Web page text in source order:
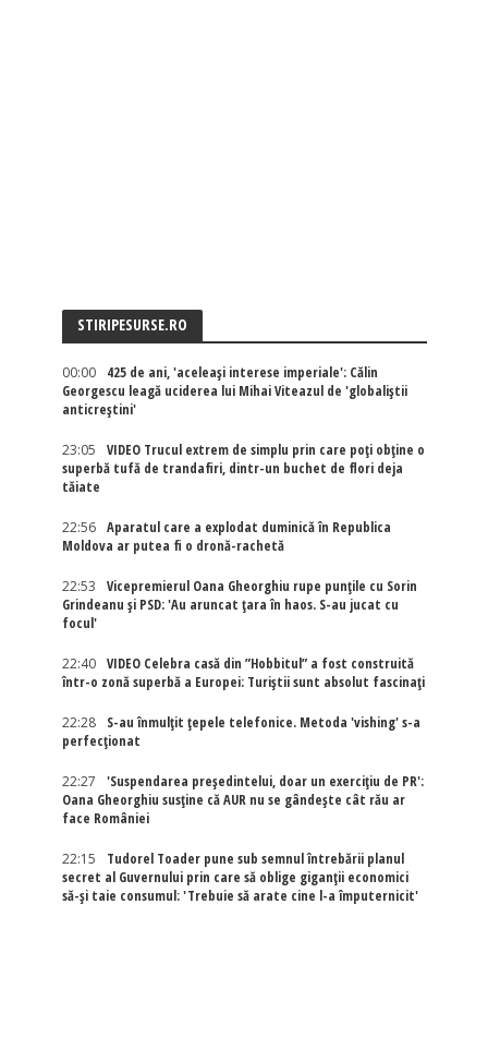
STIRIPESURSE.RO
00:00
425 de ani, 'aceleași interese imperiale': Călin
Georgescu leagă uciderea lui Mihai Viteazul de 'globaliștii
anticreștini'
23:05
VIDEO Trucul extrem de simplu prin care poți obține o
superbă tufă de trandafiri, dintr-un buchet de flori deja
tăiate
22:56
Aparatul care a explodat duminică în Republica
Moldova ar putea fi o dronă-rachetă
22:53
Vicepremierul Oana Gheorghiu rupe punțile cu Sorin
Grindeanu și PSD: 'Au aruncat țara în haos. S-au jucat cu
focul'
22:40
VIDEO Celebra casă din ”Hobbitul” a fost construită
într-o zonă superbă a Europei: Turiștii sunt absolut fascinați
22:28
S-au înmulțit țepele telefonice. Metoda 'vishing' s-a
perfecționat
22:27
'Suspendarea președintelui, doar un exercițiu de PR':
Oana Gheorghiu susține că AUR nu se gândește cât rău ar
face României
22:15
Tudorel Toader pune sub semnul întrebării planul
secret al Guvernului prin care să oblige giganții economici
să-și taie consumul: 'Trebuie să arate cine l-a împuternicit'